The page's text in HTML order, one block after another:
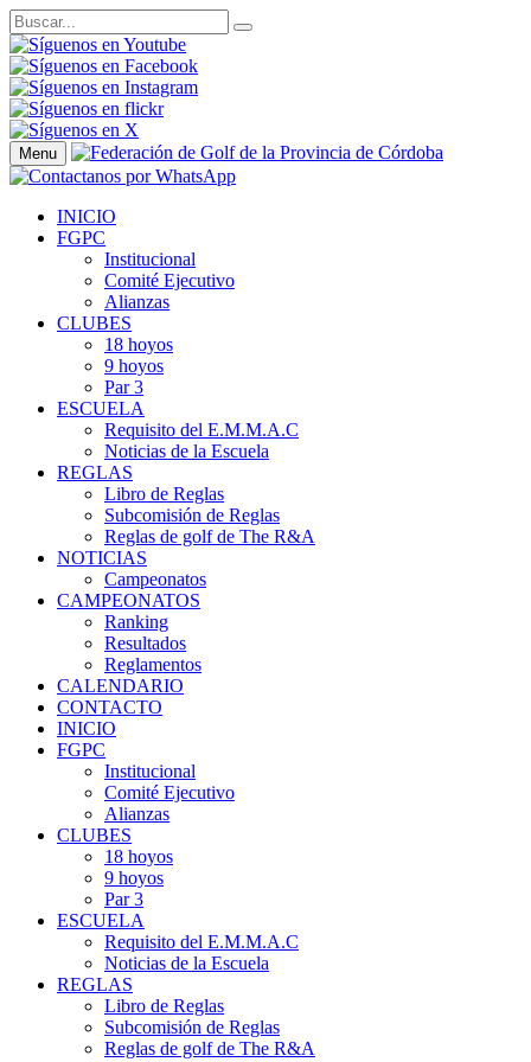
Menu
INICIO
FGPC
Institucional
Comité Ejecutivo
Alianzas
CLUBES
18 hoyos
9 hoyos
Par 3
ESCUELA
Requisito del E.M.M.A.C
Noticias de la Escuela
REGLAS
Libro de Reglas
Subcomisión de Reglas
Reglas de golf de The R&A
NOTICIAS
Campeonatos
CAMPEONATOS
Ranking
Resultados
Reglamentos
CALENDARIO
CONTACTO
INICIO
FGPC
Institucional
Comité Ejecutivo
Alianzas
CLUBES
18 hoyos
9 hoyos
Par 3
ESCUELA
Requisito del E.M.M.A.C
Noticias de la Escuela
REGLAS
Libro de Reglas
Subcomisión de Reglas
Reglas de golf de The R&A